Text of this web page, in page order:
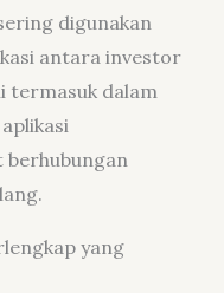
digunakan
antara investor
termasuk dalam
berhubungan
yang